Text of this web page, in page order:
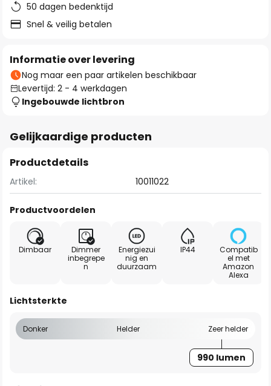
50 dagen bedenktijd
Snel & veilig betalen
Informatie over levering
Nog maar een paar artikelen beschikbaar
Levertijd: 2 - 4 werkdagen
Ingebouwde lichtbron
Gelijkaardige producten
Productdetails
Artikel: 10011022
Productvoordelen
Dimbaar
Dimmer
inbegrepe
n
Energiezui
nig en
duurzaam
IP44
Compatib
el met
Amazon
Alexa
Lichtsterkte
Donker Helder Zeer helder
990 lumen